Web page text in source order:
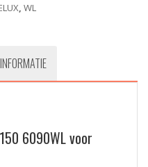
, WL
6090WL voor